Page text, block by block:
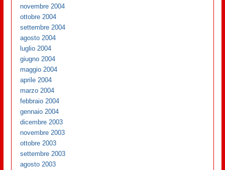
novembre 2004
ottobre 2004
settembre 2004
agosto 2004
luglio 2004
giugno 2004
maggio 2004
aprile 2004
marzo 2004
febbraio 2004
gennaio 2004
dicembre 2003
novembre 2003
ottobre 2003
settembre 2003
agosto 2003